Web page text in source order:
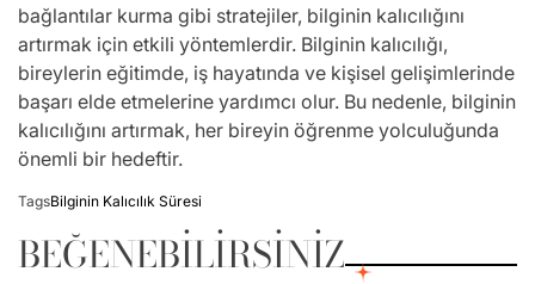
bağlantılar kurma gibi stratejiler, bilginin kalıcılığını
artırmak için etkili yöntemlerdir. Bilginin kalıcılığı,
bireylerin eğitimde, iş hayatında ve kişisel gelişimlerinde
başarı elde etmelerine yardımcı olur. Bu nedenle, bilginin
kalıcılığını artırmak, her bireyin öğrenme yolculuğunda
önemli bir hedeftir.
TagsBilginin Kalıcılık Süresi
BEĞENEBILIRSINIZ